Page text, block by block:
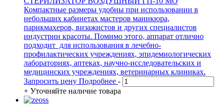
Компактные размеры удобны при использовании в
небольших кабинетах мастеров маникюра,
парикмахеров, визажистов и других специалистов
индустрии красоты. Помимо этого, аппарат отлично
подходит для использования в лечебно-
профилактических учреждениях, эпидемиологических
лабораториях, аптеках, научно-исследовательских и
медицинских учреждениях, ветеринарных клиниках.
Запросить цену Подробнее -
+ Уточняйте наличие товара